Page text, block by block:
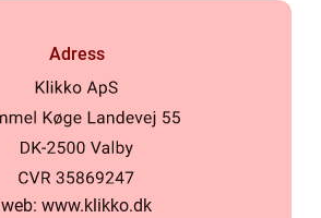
Adress
web: www.klikko.dk